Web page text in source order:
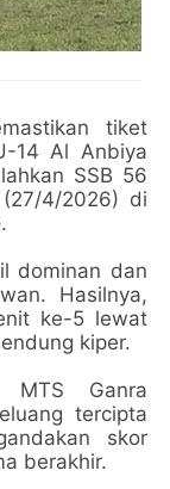
tiket
14 Al Anbiya
SSB 56
4/2026) di
dominan dan
Hasilnya,
ke-5 lewat
kiper.
MTS Ganra
tercipta
skor
berakhir.